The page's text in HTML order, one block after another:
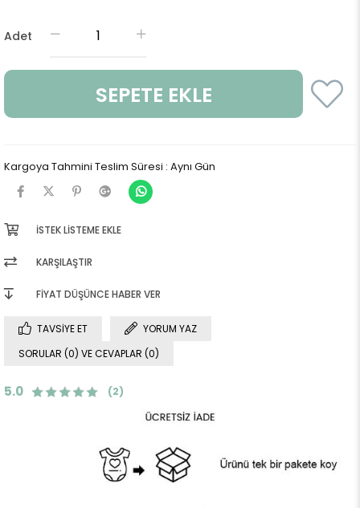
Adet
Kargoya Tahmini Teslim Süresi : Aynı Gün
İSTEK LISTEME EKLE
KARŞILAŞTIR
FIYAT DÜŞÜNCE HABER VER
TAVSIYE ET
YORUM YAZ
SORULAR (0) VE CEVAPLAR (0)
5.0 (2)